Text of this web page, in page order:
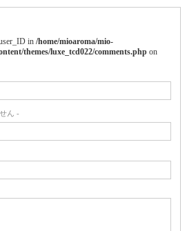
in /home/mioaroma/mio-
themes/luxe_tcd022/comments.phpon
ん -